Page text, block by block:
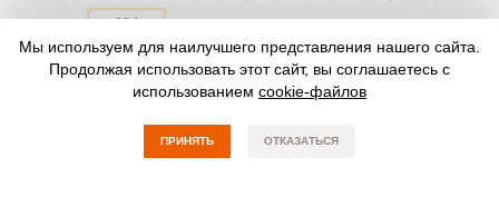
334
Сахар-песок 0 0 100
Мы используем для наилучшего представления нашего сайта.
Продолжая использовать этот сайт, вы соглашаетесь с
использованием cookie-файлов
ПРИНЯТЬ ОТКАЗАТЬСЯ